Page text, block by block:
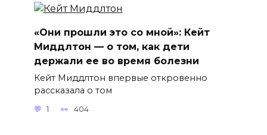
«Они прошли это со мной»: Кейт
Миддлтон — о том, как дети
держали ее во время болезни
Кейт Миддлтон впервые откровенно
рассказала о том
1 404